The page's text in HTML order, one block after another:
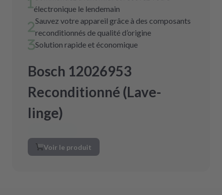
électronique le lendemain
Sauvez votre appareil grâce à des composants
reconditionnés de qualité d’origine
Solution rapide et économique
Bosch 12026953
Reconditionné (Lave-
linge)
Voir le produit